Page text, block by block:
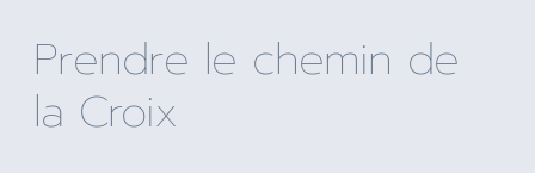
Prendre le chemin de
la Croix